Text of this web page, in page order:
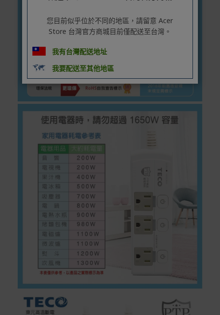
本網站提供以下付款方式：
別
信用卡分期付款：限指定商品使用，滿1千享3期0利
率/滿1萬享3期0利率/滿3萬享12期0利率
銀行帳戶轉帳：使用一次性虛擬帳戶
Apple Pay：須使用行動裝置
Samsung Wallet (原Samsung Pay)：須使用行動裝
置
您目前似乎位於不同的地區，請留意 Acer
Store 台灣官方商城目前僅配送至台灣。
我有台灣配送地址
我要配送至其他地區